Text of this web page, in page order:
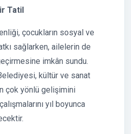
Tatil
çocukların sosyal ve
sağlarken, ailelerin de
imkân sundu.
kültür ve sanat
çok yönlü gelişimini
yıl boyunca